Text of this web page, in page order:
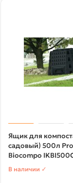
Ящик для
садовый) 500л
Biocompo
В наличии ✓